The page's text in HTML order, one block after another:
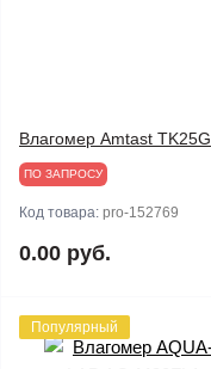
Влагомер Amtast TK25G
ПО ЗАПРОСУ
Код товара: pro-152769
0.00 руб.
Популярный